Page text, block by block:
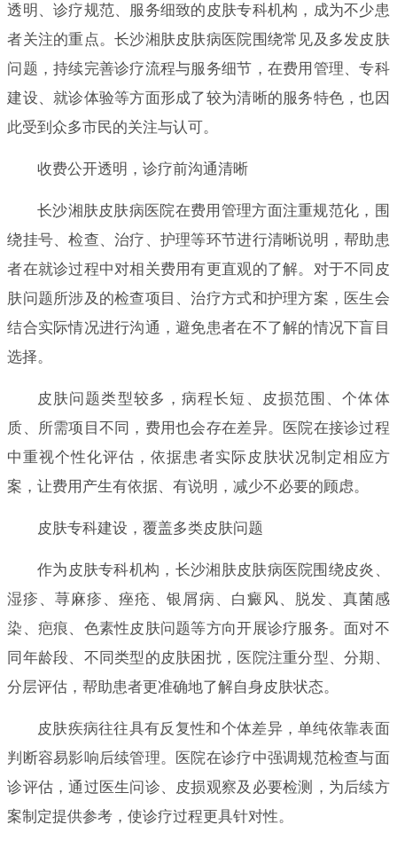
透明、诊疗规范、服务细致的皮肤专科机构，成为不少患
者关注的重点。长沙湘肤皮肤病医院围绕常见及多发皮肤
问题，持续完善诊疗流程与服务细节，在费用管理、专科
建设、就诊体验等方面形成了较为清晰的服务特色，也因
此受到众多市民的关注与认可。
收费公开透明，诊疗前沟通清晰
长沙湘肤皮肤病医院在费用管理方面注重规范化，围
绕挂号、检查、治疗、护理等环节进行清晰说明，帮助患
者在就诊过程中对相关费用有更直观的了解。对于不同皮
肤问题所涉及的检查项目、治疗方式和护理方案，医生会
结合实际情况进行沟通，避免患者在不了解的情况下盲目
选择。
皮肤问题类型较多，病程长短、皮损范围、个体体
质、所需项目不同，费用也会存在差异。医院在接诊过程
中重视个性化评估，依据患者实际皮肤状况制定相应方
案，让费用产生有依据、有说明，减少不必要的顾虑。
皮肤专科建设，覆盖多类皮肤问题
作为皮肤专科机构，长沙湘肤皮肤病医院围绕皮炎、
湿疹、荨麻疹、痤疮、银屑病、白癜风、脱发、真菌感
染、疤痕、色素性皮肤问题等方向开展诊疗服务。面对不
同年龄段、不同类型的皮肤困扰，医院注重分型、分期、
分层评估，帮助患者更准确地了解自身皮肤状态。
皮肤疾病往往具有反复性和个体差异，单纯依靠表面
判断容易影响后续管理。医院在诊疗中强调规范检查与面
诊评估，通过医生问诊、皮损观察及必要检测，为后续方
案制定提供参考，使诊疗过程更具针对性。